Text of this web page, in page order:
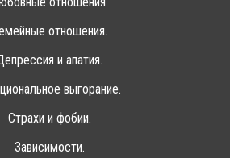
отношения.
и апатия.
выгорание.
Страхи и фобии.
Зависимости.